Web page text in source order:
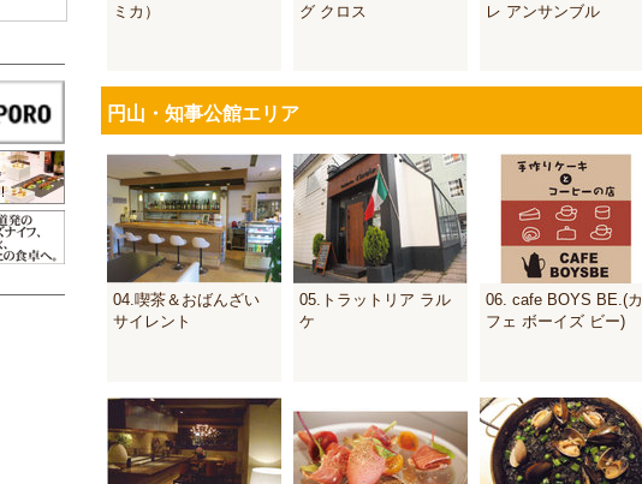
ミカ）
グ クロス
レ アンサンブル
円山・知事公館エリア
04.喫茶＆おばんざい
サイレント
05.トラットリア ラル
ケ
06. cafe BOYS BE.(カ
フェ ボーイズ ビー)